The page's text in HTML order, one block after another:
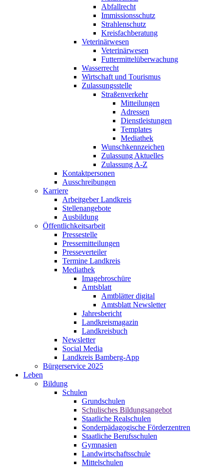
Abfallrecht
Immissionsschutz
Strahlenschutz
Kreisfachberatung
Veterinärwesen
Veterinärwesen
Futtermittelüberwachung
Wasserrecht
Wirtschaft und Tourismus
Zulassungsstelle
Straßenverkehr
Mitteilungen
Adressen
Dienstleistungen
Templates
Mediathek
Wunschkennzeichen
Zulassung Aktuelles
Zulassung A-Z
Kontaktpersonen
Ausschreibungen
Karriere
Arbeitgeber Landkreis
Stellenangebote
Ausbildung
Öffentlichkeitsarbeit
Pressestelle
Pressemitteilungen
Presseverteiler
Termine Landkreis
Mediathek
Imagebroschüre
Amtsblatt
Amtblätter digital
Amtsblatt Newsletter
Jahresbericht
Landkreismagazin
Landkreisbuch
Newsletter
Social Media
Landkreis Bamberg-App
Bürgerservice 2025
Leben
Bildung
Schulen
Grundschulen
Schulisches Bildungsangebot
Staatliche Realschulen
Sonderpädagogische Förderzentren
Staatliche Berufsschulen
Gymnasien
Landwirtschaftsschule
Mittelschulen